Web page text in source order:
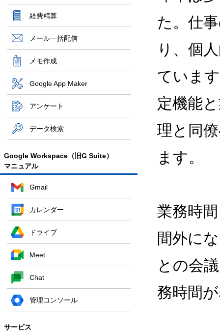
経費精算
メール一括配信
メモ作成
Google App Maker
アンケート
データ検索
Google Workspace（旧G Suite）
マニュアル
Gmail
カレンダー
ドライブ
Meet
Chat
管理コンソール
サービス
た。仕
り、個
ていま
定機能
理と同
ます。
業務時
間外に
との会
務時間